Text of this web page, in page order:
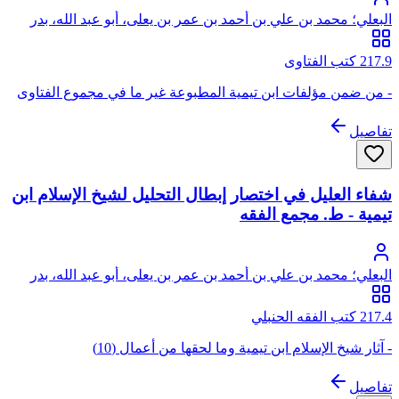
البعلي؛ محمد بن علي بن أحمد بن عمر بن يعلى، أبو عبد الله، بدر
الدين البعلي
217.9 كتب الفتاوى
- من ضمن مؤلفات ابن تيمية المطبوعة غير ما في مجموع الفتاوى
تفاصيل
شفاء العليل في اختصار إبطال التحليل لشيخ الإسلام ابن
تيمية - ط. مجمع الفقه
البعلي؛ محمد بن علي بن أحمد بن عمر بن يعلى، أبو عبد الله، بدر
الدين البعلي
217.4 كتب الفقه الحنبلي
- آثار شيخ الإسلام ابن تيمية وما لحقها من أعمال (10)
تفاصيل